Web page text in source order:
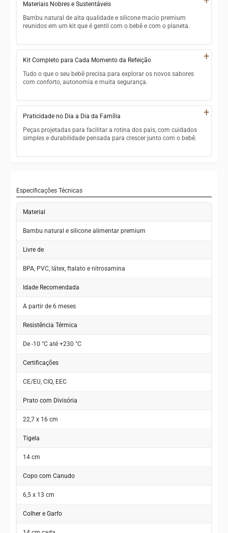
Certificações CE/EU, CIQ e EEC — padrão europeu de
Aprovado para bebês a partir de 6 meses
Materiais Nobres e Sustentáveis
Bambu natural de alta qualidade e silicone macio premium
reunidos em um kit que é gentil com o bebê e com o planeta.
Silicone alimentar premium — macio ao toque, seguro para
as gengivas do bebê
Acabamento refinado que harmoniza com a decoração do
lar
Kit Completo para Cada Momento da Refeição +
Tudo o que o seu bebê precisa para explorar os novos sabores
com conforto, autonomia e muita segurança.
Tigela (14 cm) — tamanho ideal para sopas, purês e
preparações cremosas
Praticidade no Dia a Dia da Família +
Peças projetadas para facilitar a rotina dos pais, com cuidados
simples e durabilidade pensada para crescer junto com o bebê.
de levar na bolsa maternidade
comprovada para acompanhar toda a fase de introdução
mais autonomia
Especificações Técnicas
Material
Bambu natural e silicone alimentar premium
Livre de
BPA, PVC, látex, ftalato e nitrosamina
Idade Recomendada
A partir de 6 meses
Resistência Térmica
De -10 °C até +230 °C
Certificações
CE/EU, CIQ, EEC
Prato com Divisória
22,7 x 16 cm
Tigela
14 cm
Copo com Canudo
6,5 x 13 cm
Colher e Garfo